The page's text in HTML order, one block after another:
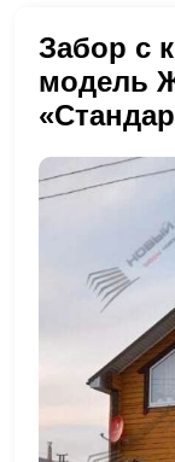
Забор с
модель